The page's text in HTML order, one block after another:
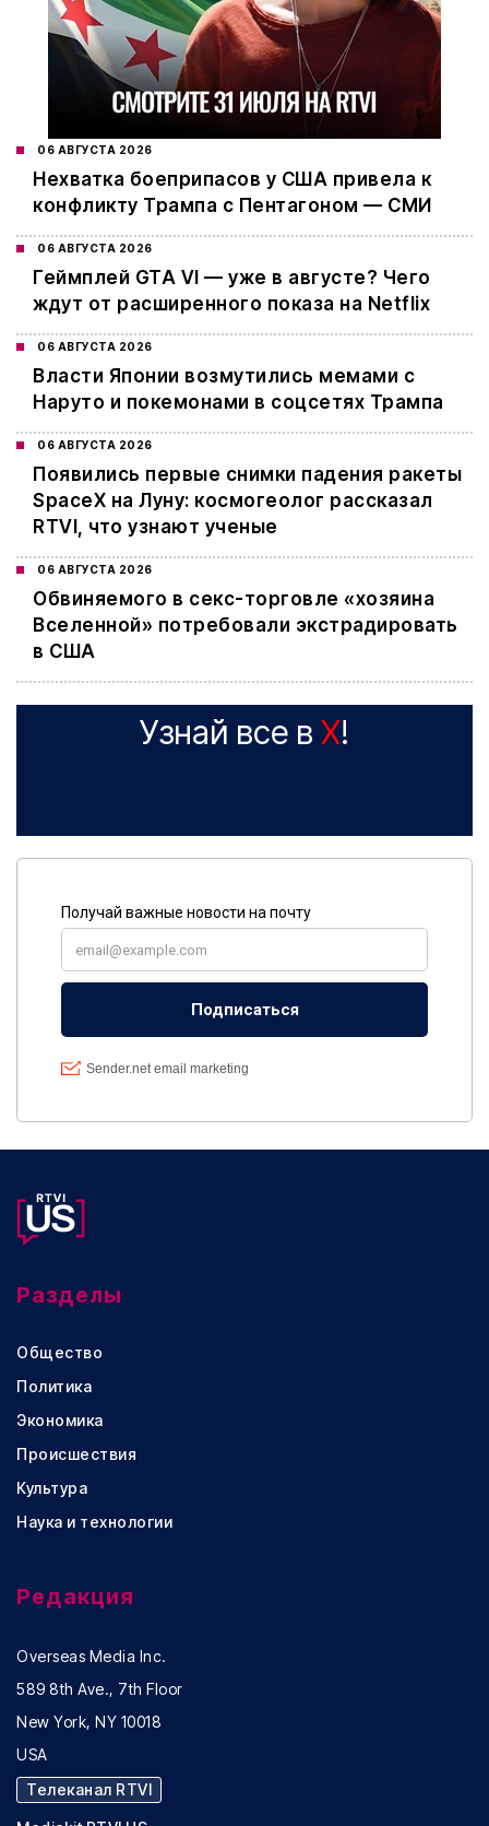
06 АВГУСТА 2026
Нехватка боеприпасов у США привела к
конфликту Трампа с Пентагоном — СМИ
06 АВГУСТА 2026
Геймплей GTA VI — уже в августе? Чего
ждут от расширенного показа на Netflix
06 АВГУСТА 2026
Власти Японии возмутились мемами с
Наруто и покемонами в соцсетях Трампа
06 АВГУСТА 2026
Появились первые снимки падения ракеты
SpaceX на Луну: космогеолог рассказал
RTVI, что узнают ученые
06 АВГУСТА 2026
Обвиняемого в секс-торговле «хозяина
Вселенной» потребовали экстрадировать
в США
Узнай все в X!
Разделы
Общество
Политика
Экономика
Происшествия
Культура
Наука и технологии
Редакция
Overseas Media Inc.
589 8th Ave., 7th Floor
New York, NY 10018
USA
Телеканал RTVI